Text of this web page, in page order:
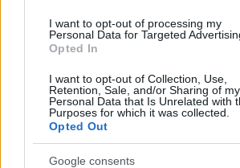
I want to opt-out of processing my
Personal Data for Targeted
Opted In
I want to opt-out of Collection, Use,
Retention, Sale, and/or Sharing of my
Personal Data that Is Unrelated with
Purposes for which it was collected.
Opted Out
Google consents
köze van az ősi
Amerikához
Szólj hozzá!
A hozzászóláshoz be kell lépned!